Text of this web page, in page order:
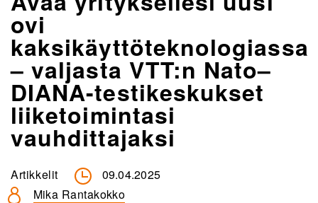
ovi
kaksikäyttöteknologiassa
– valjasta VTT:n Nato–
DIANA-testikeskukset
liiketoimintasi
vauhdittajaksi
Artikkelit
09.04.2025
Mika Rantakokko